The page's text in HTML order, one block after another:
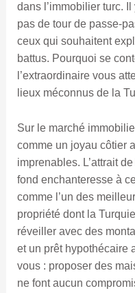
dans l’immobilier turc.
pas de tour de passe-
ceux qui souhaitent
battus. Pourquoi se
l’extraordinaire vous
lieux méconnus de la
Sur le marché
comme un joyau côtier
imprenables. L’attrait
fond enchanteresse à
comme l’un des
propriété dont la
réveiller avec des
et un prêt hypothécaire
vous : proposer des
ne font aucun